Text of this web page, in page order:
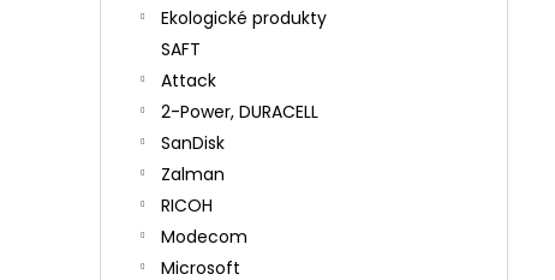
Ekologické produkty
SAFT
Attack
2-Power, DURACELL
SanDisk
Zalman
RICOH
Modecom
Microsoft